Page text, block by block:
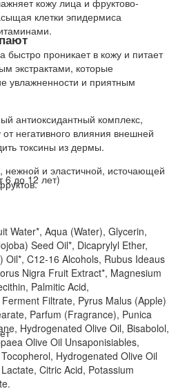
кожу лица и фруктово-
клетки эпидермиса
быстро проникает в кожу и питает
экстрактами, которые
увлажненности и приятным
антиоксидантный комплекс,
негативного влияния внешней
токсины из дермы.
нежной и эластичной, источающей
Water*, Aqua (Water), Glycerin,
Seed Oil*, Dicaprylyl Ether,
Oil*, C12-16 Alcohols, Rubus Ideaus
Nigra Fruit Extract*, Magnesium
Palmitic Acid,
Filtrate, Pyrus Malus (Apple)
Parfum (Fragrance), Punica
Hydrogenated Olive Oil, Bisabolol,
Olive Oil Unsaponisiables,
Hydrogenated Olive Oil
Citric Acid, Potassium
6 до 12 лет)